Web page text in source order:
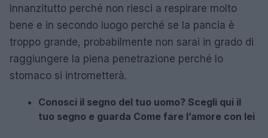
Innanzitutto perché non riesci a respirare molto
bene e in secondo luogo perché se la pancia è
troppo grande, probabilmente non sarai in grado di
raggiungere la piena penetrazione perché lo
stomaco si intrometterà.
Conosci il segno del tuo uomo? Scegli qui il
tuo segno e guarda Come fare l’amore con lei